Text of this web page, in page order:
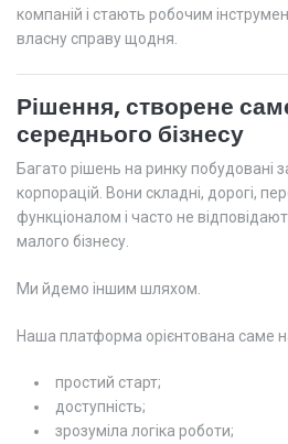
компаній і стають робочим
власну справу щодня.
Рішення, створене
середнього бізнесу
Багато рішень на ринку побудовані
корпорацій. Вони складні, дорогі,
функціоналом і часто не
малого бізнесу.
Ми йдемо іншим шляхом.
Наша платформа орієнтована саме
простий старт;
доступність;
зрозуміла логіка роботи;